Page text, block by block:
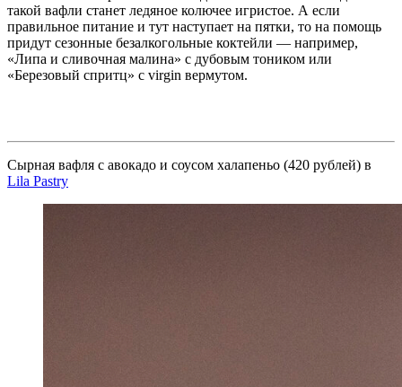
такой вафли станет ледяное колючее игристое. А если
правильное питание и тут наступает на пятки, то на помощь
придут сезонные безалкогольные коктейли — например,
«Липа и сливочная малина» с дубовым тоником или
«Березовый спритц» с virgin вермутом.
Сырная вафля с авокадо и соусом халапеньо (420 рублей) в
Lila Pastry